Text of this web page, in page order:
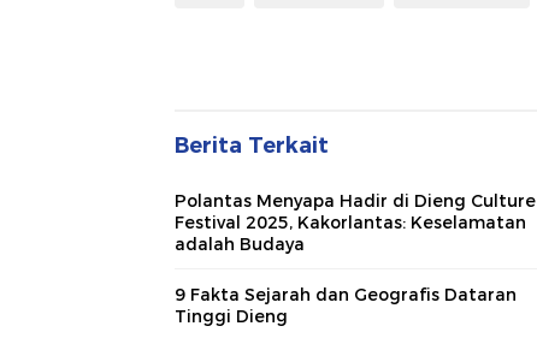
Berita Terkait
Polantas Menyapa Hadir di Dieng Culture
Festival 2025, Kakorlantas: Keselamatan
adalah Budaya
9 Fakta Sejarah dan Geografis Dataran
Tinggi Dieng